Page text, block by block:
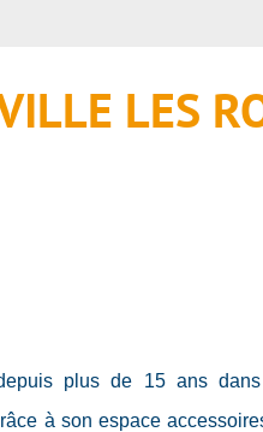
LES
plus de 15 ans
à son espace